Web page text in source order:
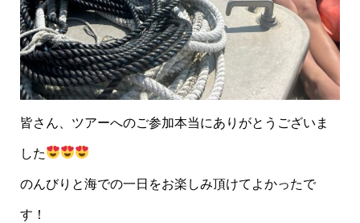
皆さん、ツアーへのご参加本当にありがとうございま
した
のんびりと海での一日をお楽しみ頂けてよかったで
す！